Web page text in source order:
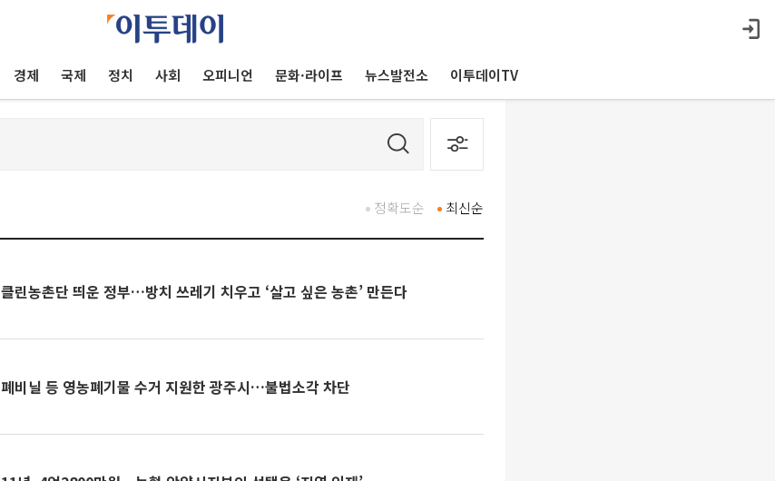
경제 국제 정치 사회 오피니언 문화·라이프 뉴스발전소 이투데이TV
최신순
정확도순
클린농촌단 띄운 정부…방치 쓰레기 치우고 ‘살고 싶은 농촌’ 만든다
폐비닐 등 영농폐기물 수거 지원한 광주시…불법소각 차단